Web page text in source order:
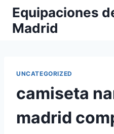
Saltar
contenido
Equipaciones
Madrid
UNCATEGORIZED
camiseta
madrid